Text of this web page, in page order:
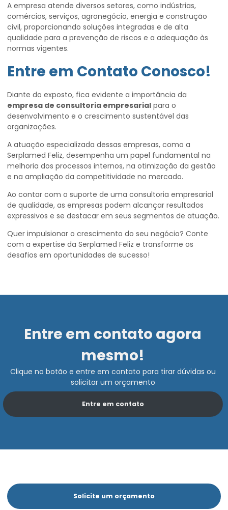
A empresa atende diversos setores, como indústrias,
comércios, serviços, agronegócio, energia e construção
civil, proporcionando soluções integradas e de alta
qualidade para a prevenção de riscos e a adequação às
normas vigentes.
Entre em Contato Conosco!
Diante do exposto, fica evidente a importância da
empresa de consultoria empresarial para o
desenvolvimento e o crescimento sustentável das
organizações.
A atuação especializada dessas empresas, como a
Serplamed Feliz, desempenha um papel fundamental na
melhoria dos processos internos, na otimização da gestão
e na ampliação da competitividade no mercado.
Ao contar com o suporte de uma consultoria empresarial
de qualidade, as empresas podem alcançar resultados
expressivos e se destacar em seus segmentos de atuação.
Quer impulsionar o crescimento do seu negócio? Conte
com a expertise da Serplamed Feliz e transforme os
desafios em oportunidades de sucesso!
Entre em contato agora
mesmo!
Clique no botão e entre em contato para tirar dúvidas ou
solicitar um orçamento
Entre em contato
Solicite um orçamento